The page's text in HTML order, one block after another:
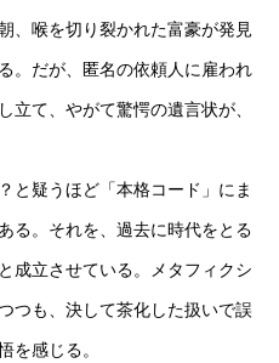
、喉を切り裂かれた富豪が発見
。だが、匿名の依頼人に雇われ
立て、やがて驚愕の遺言状が、
と疑うほど「本格コード」にま
る。それを、過去に時代をとる
成立させている。メタフィクシ
つも、決して茶化した扱いで誤
を感じる。